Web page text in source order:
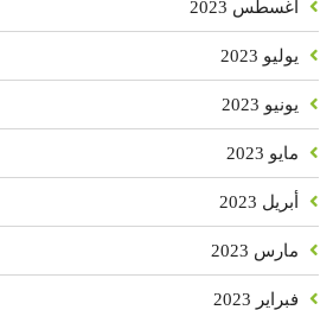
أغسطس 2023
يوليو 2023
يونيو 2023
مايو 2023
أبريل 2023
مارس 2023
فبراير 2023